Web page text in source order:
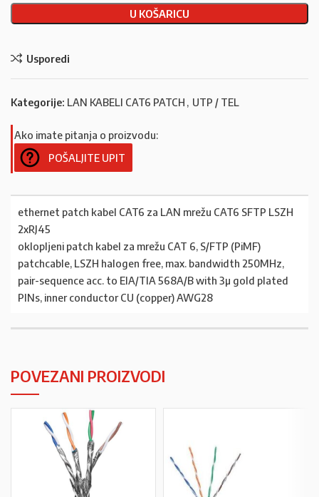
U KOŠARICU
Usporedi
Kategorije: LAN KABELI CAT6 PATCH , UTP / TEL
Ako imate pitanja o proizvodu:
POŠALJITE UPIT
ethernet patch kabel CAT6 za LAN mrežu CAT6 SFTP LSZH
2xRJ45
oklopljeni patch kabel za mrežu CAT 6, S/FTP (PiMF)
patchcable, LSZH halogen free, max. bandwidth 250MHz,
pair-sequence acc. to EIA/TIA 568A/B with 3µ gold plated
PINs, inner conductor CU (copper) AWG28
POVEZANI PROIZVODI